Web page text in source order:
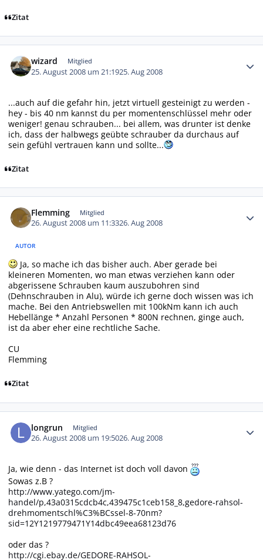
Zitat
wizard Mitglied
25. August 2008 um 21:1925. Aug 2008
...auch auf die gefahr hin, jetzt virtuell gesteinigt zu werden -
hey - bis 40 nm kannst du per momentenschlüssel mehr oder
weniger! genau schrauben... bei allem, was drunter ist denke
ich, dass der halbwegs geübte schrauber da durchaus auf
sein gefühl vertrauen kann und sollte...
Zitat
Flemming Mitglied
26. August 2008 um 11:3326. Aug 2008
AUTOR
Ja, so mache ich das bisher auch. Aber gerade bei
kleineren Momenten, wo man etwas verziehen kann oder
abgerissene Schrauben kaum auszubohren sind
(Dehnschrauben in Alu), würde ich gerne doch wissen was ich
mache. Bei den Antriebswellen mit 100kNm kann ich auch
Hebellänge * Anzahl Personen * 800N rechnen, ginge auch,
ist da aber eher eine rechtliche Sache.
CU
Flemming
Zitat
longrun Mitglied
26. August 2008 um 19:5026. Aug 2008
Ja, wie denn - das Internet ist doch voll davon
Sowas z.B ?
http://www.yatego.com/jm-
handel/p,43a0315cdcb4c,439475c1ceb158_8,gedore-rahsol-
drehmomentschl%C3%BCssel-8-70nm?
sid=12Y1219779471Y14dbc49eea68123d76
oder das ?
http://cgi.ebay.de/GEDORE-RAHSOL-